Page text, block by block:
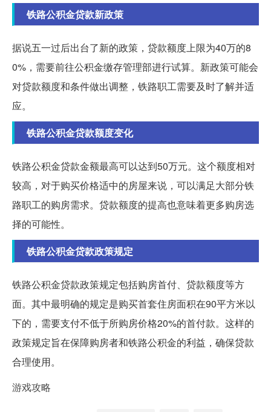
铁路公积金贷款新政策
据说五一过后出台了新的政策，贷款额度上限为40万的8
0%，需要前往公积金缴存管理部进行试算。新政策可能会
对贷款额度和条件做出调整，铁路职工需要及时了解并适
应。
铁路公积金贷款额度变化
铁路公积金贷款金额最高可以达到50万元。这个额度相对
较高，对于购买价格适中的房屋来说，可以满足大部分铁
路职工的购房需求。贷款额度的提高也意味着更多购房选
择的可能性。
铁路公积金贷款政策规定
铁路公积金贷款政策规定包括购房首付、贷款额度等方
面。其中最明确的规定是购买首套住房面积在90平方米以
下的，需要支付不低于所购房价格20%的首付款。这样的
政策规定旨在保障购房者和铁路公积金的利益，确保贷款
合理使用。
游戏攻略